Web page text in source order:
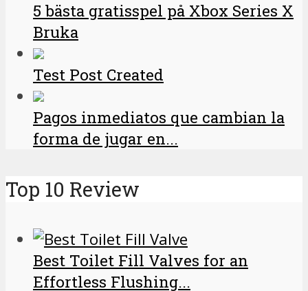
5 bästa gratisspel på Xbox Series X
Bruka
Test Post Created
Pagos inmediatos que cambian la
forma de jugar en...
Top 10 Review
Best Toilet Fill Valves for an
Effortless Flushing...